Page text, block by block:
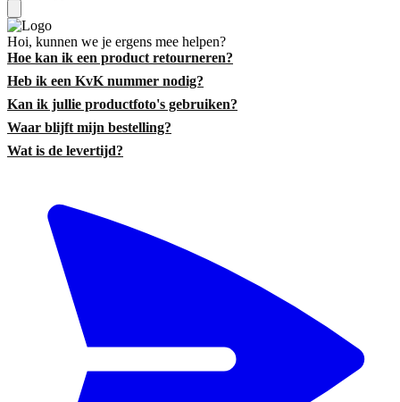
Hoi, kunnen we je ergens mee helpen?
Hoe kan ik een product retourneren?
Heb ik een KvK nummer nodig?
Kan ik jullie productfoto's gebruiken?
Waar blijft mijn bestelling?
Wat is de levertijd?